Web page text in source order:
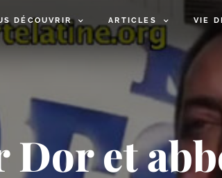
DÉCOUVRIR ARTICLES VIE
et